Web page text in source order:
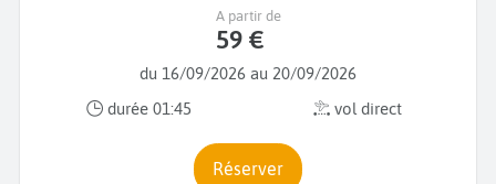
du 16/09/2026 au 20/09/2026
durée 01:45
vol direct
A partir de
59 €
Réserver